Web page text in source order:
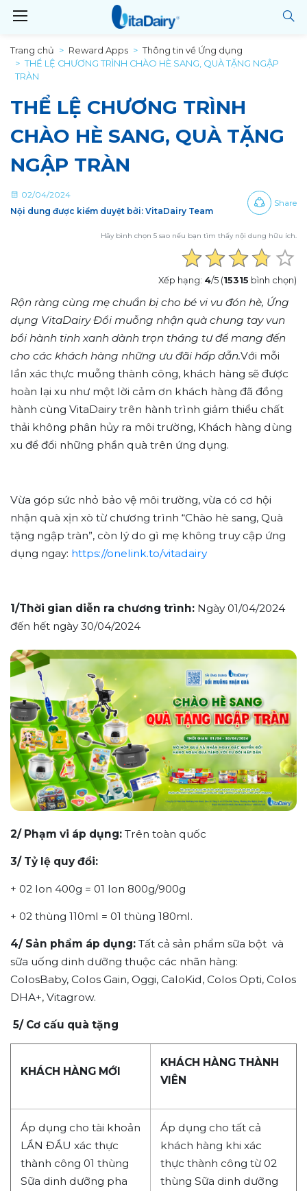
Trang chủ Reward Apps
Thông tin về Ứng dụng
THỂ LỆ CHƯƠNG TRÌNH CHÀO HÈ SANG, QUÀ TẶNG NGẬP
TRÀN
THỂ LỆ CHƯƠNG TRÌNH
CHÀO HÈ SANG, QUÀ TẶNG
NGẬP TRÀN
02/04/2024
Nội dung được kiểm duyệt bởi: VitaDairy Team
Share
Hãy bình chọn 5 sao nếu bạn tìm thấy nội dung hữu ích.
Xếp hạng: 4/5 (15315 bình chọn)
Rộn ràng cùng mẹ chuẩn bị cho bé vi vu đón hè, Ứng
dụng VitaDairy Đổi muỗng nhận quà chung tay vun
bồi hành tinh xanh dành trọn tháng tư để mang đến
cho các khách hàng những ưu đãi hấp dẫn.Với mỗi
lần xác thực muỗng thành công, khách hàng sẽ được
hoàn lại xu như một lời cảm ơn khách hàng đã đồng
hành cùng VitaDairy trên hành trình giảm thiểu chất
thải không phân hủy ra môi trường, Khách hàng dùng
xu để đổi những phần quà trên ứng dụng.
Vừa góp sức nhỏ bảo vệ môi trường, vừa có cơ hội
nhận quà xịn xò từ chương trình “Chào hè sang, Quà
tặng ngập tràn”, còn lý do gì mẹ không truy cập ứng
dụng ngay: https://onelink.to/vitadairy
1/Thời gian diễn ra chương trình: Ngày 01/04/2024
đến hết ngày 30/04/2024
2/ Phạm vi áp dụng: Trên toàn quốc
3/ Tỷ lệ quy đổi:
+ 02 lon 400g = 01 lon 800g/900g
+ 02 thùng 110ml = 01 thùng 180ml.
4/ Sản phẩm áp dụng: Tất cả sản phẩm sữa bột và
sữa uống dinh dưỡng thuộc các nhãn hàng:
ColosBaby, Colos Gain, Oggi, CaloKid, Colos Opti, Colos
DHA+, Vitagrow.
5/ Cơ cấu quà tặng
KHÁCH HÀNG MỚI
KHÁCH HÀNG THÀNH
VIÊN
Áp dụng cho tài khoản
LẦN ĐẦU xác thực
thành công 01 thùng
Sữa dinh dưỡng pha
Áp dụng cho tất cả
khách hàng khi xác
thực thành công từ 02
thùng Sữa dinh dưỡng